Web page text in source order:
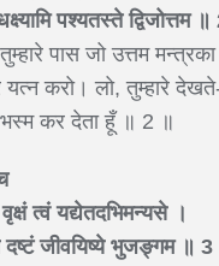
पश्यतस्ते द्विजोत्तम
तुम्हारे पास जो उत्तम
करो। लो, तुम्हारे
भस्म कर देता हूँ ॥ 2 ॥
त्वं यद्येतदभिमन्यसे ।
दष्टं जीवयिष्ये भुजङ्गम ॥ 3